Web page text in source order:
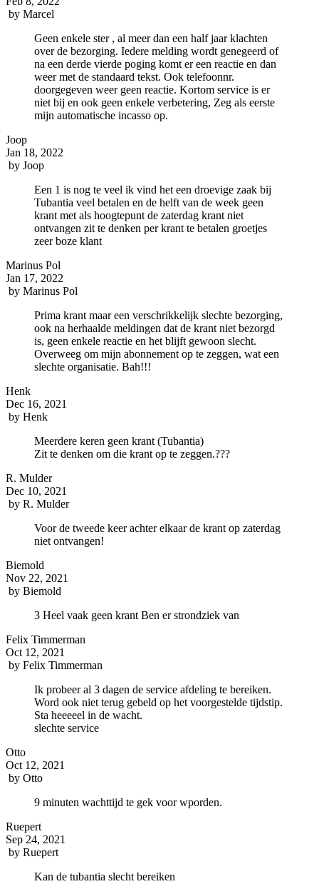
by Marcel
Geen enkele ster , al meer dan een half jaar klachten
over de bezorging. Iedere melding wordt genegeerd of
na een derde vierde poging komt er een reactie en dan
weer met de standaard tekst. Ook telefoonnr.
doorgegeven weer geen reactie. Kortom service is er
niet bij en ook geen enkele verbetering, Zeg als eerste
mijn automatische incasso op.
Joop
Jan 18, 2022
by Joop
Een 1 is nog te veel ik vind het een droevige zaak bij
Tubantia veel betalen en de helft van de week geen
krant met als hoogtepunt de zaterdag krant niet
ontvangen zit te denken per krant te betalen groetjes
zeer boze klant
Marinus Pol
Jan 17, 2022
by Marinus Pol
Prima krant maar een verschrikkelijk slechte bezorging,
ook na herhaalde meldingen dat de krant niet bezorgd
is, geen enkele reactie en het blijft gewoon slecht.
Overweeg om mijn abonnement op te zeggen, wat een
slechte organisatie. Bah!!!
Henk
Dec 16, 2021
by Henk
Meerdere keren geen krant (Tubantia)
Zit te denken om die krant op te zeggen.???
R. Mulder
Dec 10, 2021
by R. Mulder
Voor de tweede keer achter elkaar de krant op zaterdag
niet ontvangen!
Biemold
Nov 22, 2021
by Biemold
3 Heel vaak geen krant Ben er strondziek van
Felix Timmerman
Oct 12, 2021
by Felix Timmerman
Ik probeer al 3 dagen de service afdeling te bereiken.
Word ook niet terug gebeld op het voorgestelde tijdstip.
Sta heeeeel in de wacht.
slechte service
Otto
Oct 12, 2021
by Otto
9 minuten wachttijd te gek voor wporden.
Ruepert
Sep 24, 2021
by Ruepert
Kan de tubantia slecht bereiken